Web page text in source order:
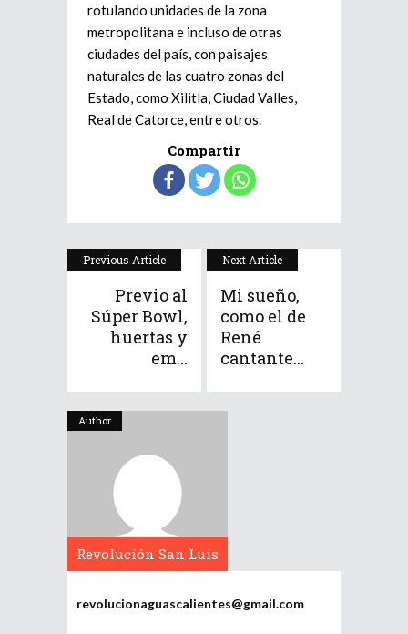
rotulando unidades de la zona
metropolitana e incluso de otras
ciudades del país, con paisajes
naturales de las cuatro zonas del
Estado, como Xilitla, Ciudad Valles,
Real de Catorce, entre otros.
Compartir
Previous Article
Previo al
Súper Bowl,
huertas y
em...
Next Article
Mi sueño,
como el de
René
cantante...
Author
Revolución San Luis
revolucionaguascalientes@gmail.com